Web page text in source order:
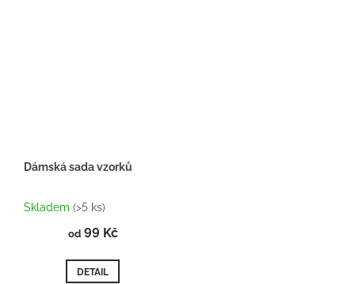
Dámská sada vzorků
hodnocení
je
z
5
Skladem (>5 ks)
od99 Kč
DETAIL